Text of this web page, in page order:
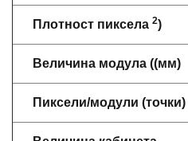
Плотност пиксела 2)
Величина модула ((мм)
Пиксели/модули (точки)